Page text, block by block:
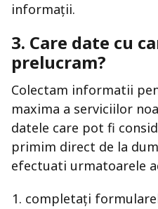
informații.
3. Care date cu
prelucram?
Colectam informatii
maxima a serviciilor
datele care pot fi
primim direct de la
efectuati urmatoarele
completați